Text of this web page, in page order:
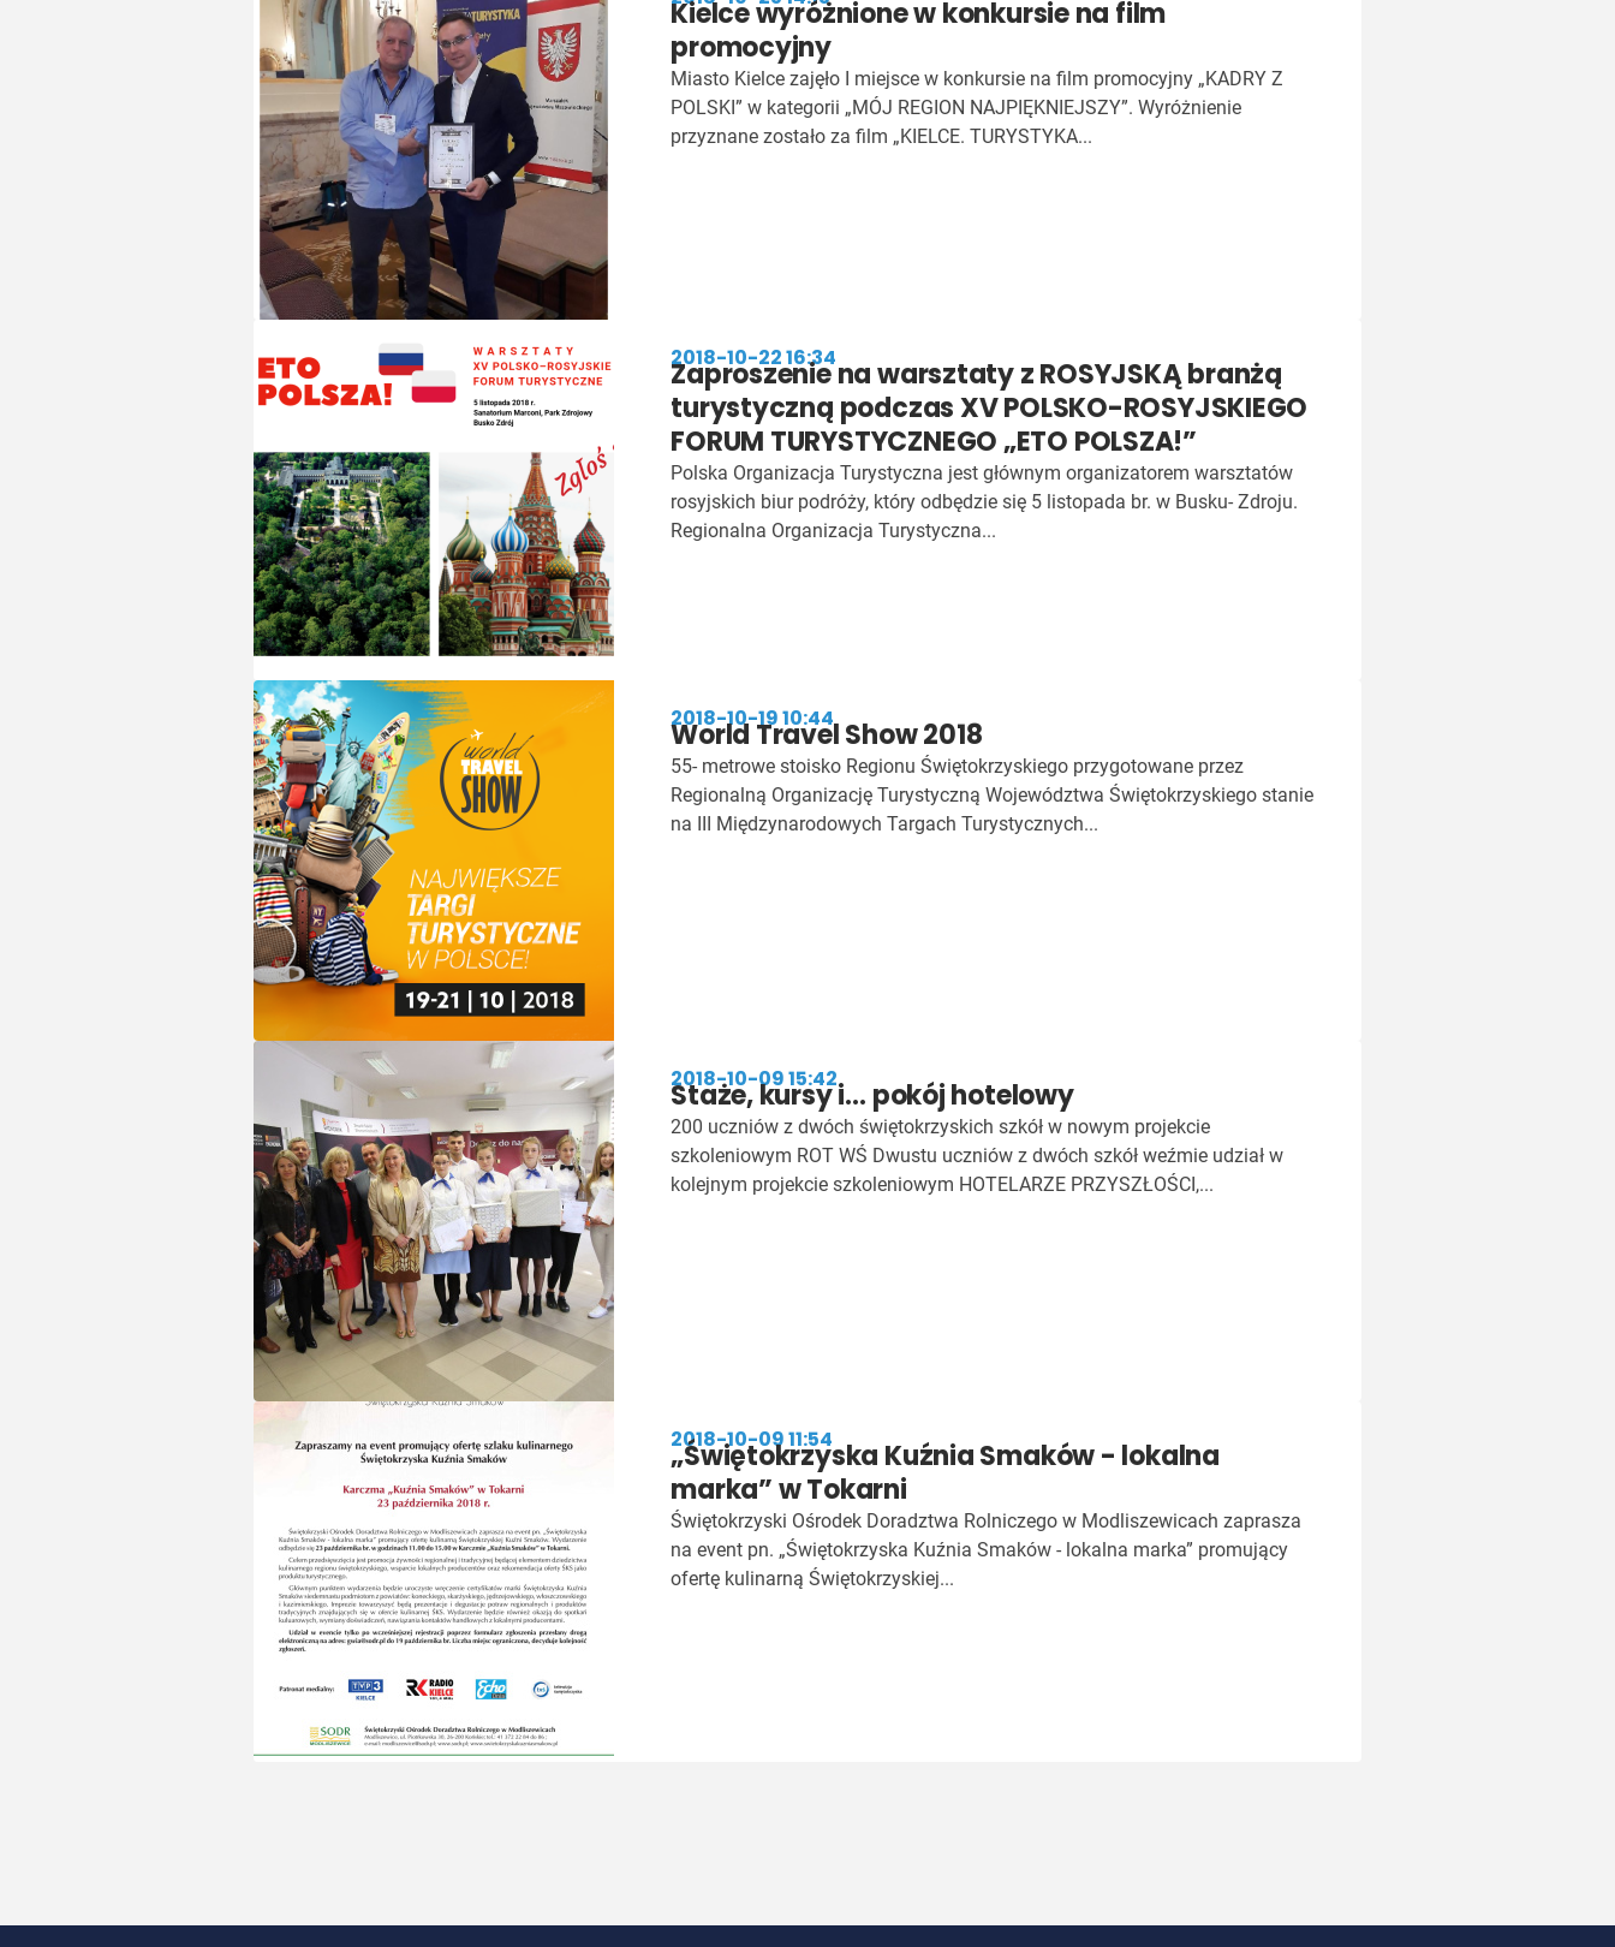
Kielce wyróżnione w konkursie na film
promocyjny
Miasto Kielce zajęło I miejsce w konkursie na film promocyjny „KADRY Z
POLSKI” w kategorii „MÓJ REGION NAJPIĘKNIEJSZY”. Wyróżnienie
przyznane zostało za film „KIELCE. TURYSTYKA...
2018-10-22 16:34
Zaproszenie na warsztaty z ROSYJSKĄ branżą
turystyczną podczas XV POLSKO-ROSYJSKIEGO
FORUM TURYSTYCZNEGO „ETO POLSZA!”
Polska Organizacja Turystyczna jest głównym organizatorem warsztatów
rosyjskich biur podróży, który odbędzie się 5 listopada br. w Busku- Zdroju.
Regionalna Organizacja Turystyczna...
2018-10-19 10:44
World Travel Show 2018
55- metrowe stoisko Regionu Świętokrzyskiego przygotowane przez
Regionalną Organizację Turystyczną Województwa Świętokrzyskiego stanie
na III Międzynarodowych Targach Turystycznych...
2018-10-09 15:42
Staże, kursy i… pokój hotelowy
200 uczniów z dwóch świętokrzyskich szkół w nowym projekcie
szkoleniowym ROT WŚ Dwustu uczniów z dwóch szkół weźmie udział w
kolejnym projekcie szkoleniowym HOTELARZE PRZYSZŁOŚCI,...
2018-10-09 11:54
„Świętokrzyska Kuźnia Smaków - lokalna
marka” w Tokarni
Świętokrzyski Ośrodek Doradztwa Rolniczego w Modliszewicach zaprasza
na event pn. „Świętokrzyska Kuźnia Smaków - lokalna marka” promujący
ofertę kulinarną Świętokrzyskiej...